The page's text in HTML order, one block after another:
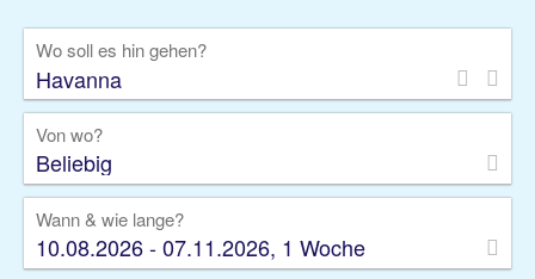
Rundreise
Kreuzfahrt
Gruppenreise
Camper Privattransfer
Wo soll es hin gehen?
Von wo?
Beliebig
Wann & wie lange?
10.08.2026 - 07.11.2026, 1 Woche